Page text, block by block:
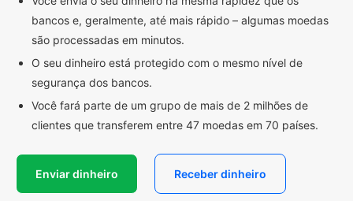
bancos e, geralmente, até mais rápido – algumas moedas
são processadas em minutos.
O seu dinheiro está protegido com o mesmo nível de
segurança dos bancos.
Você fará parte de um grupo de mais de 2 milhões de
clientes que transferem entre 47 moedas em 70 países.
Enviar dinheiro Receber dinheiro